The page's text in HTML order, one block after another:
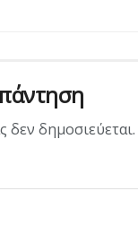
δεν δημοσιεύεται.